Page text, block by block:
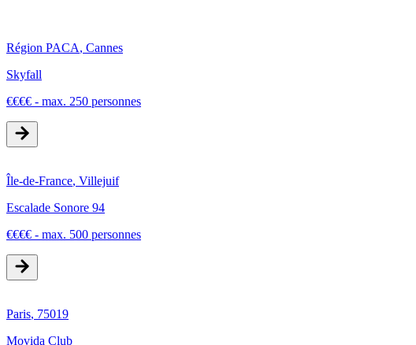
Région PACA, Cannes
Skyfall
€€€€ - max. 250 personnes
Île-de-France, Villejuif
Escalade Sonore 94
€€€€ - max. 500 personnes
Paris, 75019
Movida Club